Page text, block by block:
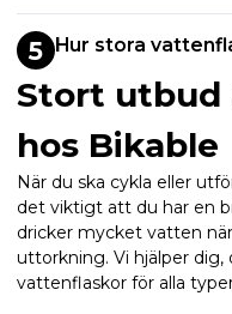
5 Hur stora
Stort utbud
hos Bikable
När du ska cykla eller
det viktigt att du har en
dricker mycket vatten
uttorkning. Vi hjälper dig,
vattenflaskor för alla